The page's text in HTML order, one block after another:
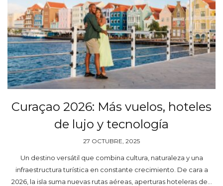
Curaçao 2026: Más vuelos, hoteles
de lujo y tecnología
27 OCTUBRE, 2025
Un destino versátil que combina cultura, naturaleza y una
infraestructura turística en constante crecimiento. De cara a
2026, la isla suma nuevas rutas aéreas, aperturas hoteleras de…